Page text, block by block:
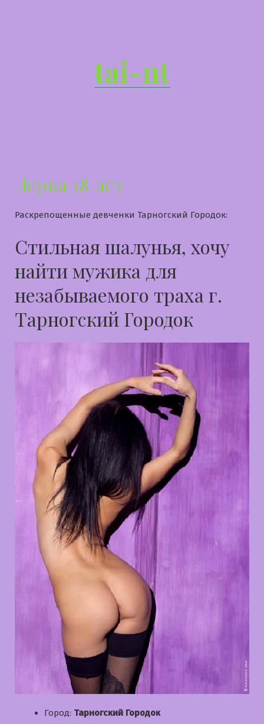
tai-nt
Лерка 18 лет
Раскрепощенные девченки Тарногский Городок:
Стильная шалунья, хочу
найти мужика для
незабываемого траха г.
Тарногский Городок
Город: Тарногский Городок